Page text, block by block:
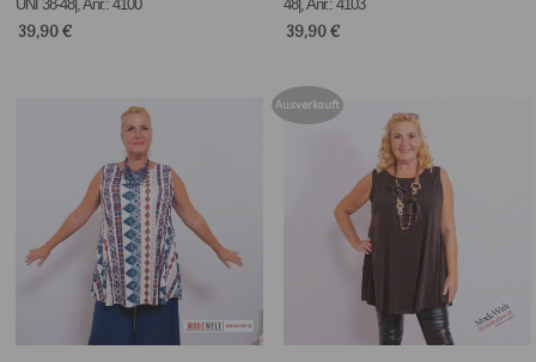
UNI 38-48|, Anr.: 4100
39,90€
48|, Anr.: 4103
39,90€
Ausverkauft